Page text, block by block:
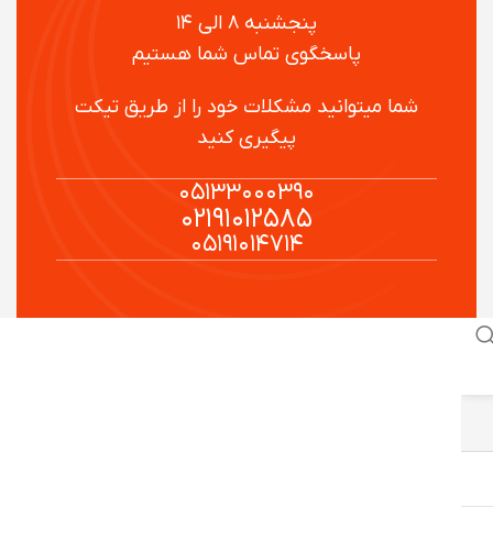
پنجشنبه ۸ الی ۱۴
پاسخگوی تماس شما هستیم
شما میتوانید مشکلات خود را از طریق تیکت
پیگیری کنید
۰۵۱۳۳۰۰۰۳۹۰
۰۲۱۹۱۰۱۲۵۸۵
۰۵۱۹۱۰۱۴۷۱۴